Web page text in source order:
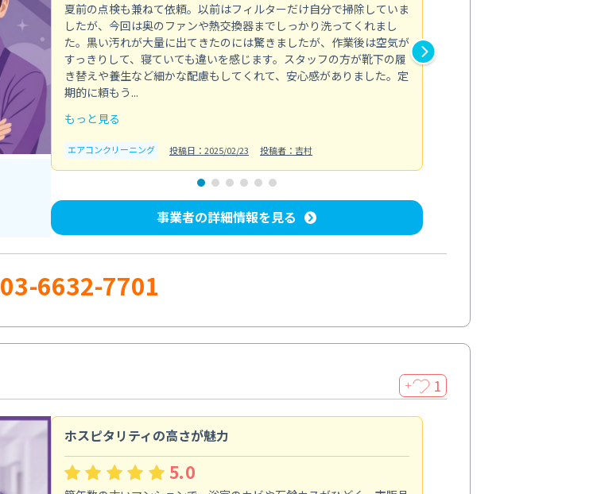
夏前の点検も兼ねて依頼。以前はフィルターだけ自分で掃除していま
したが、今回は奥のファンや熱交換器までしっかり洗ってくれまし
た。黒い汚れが大量に出てきたのには驚きましたが、作業後は空気が
すっきりして、寝ていても違いを感じます。スタッフの方が靴下の履
き替えや養生など細かな配慮もしてくれて、安心感がありました。定
期的に頼もう...
もっと見る
エアコンクリーニング 投稿日：2025/02/23 投稿者：吉村
事業者の詳細情報を見る
03-6632-7701
＋ 1
ホスピタリティの高さが魅力
5.0